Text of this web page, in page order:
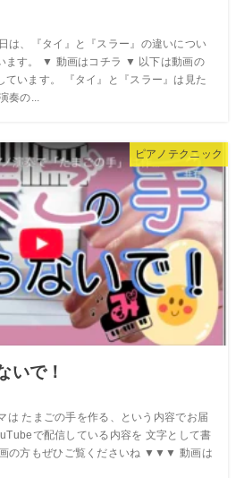
は、『タイ』と『スラー』の違いについ
ます。 ▼ 動画はコチラ ▼ 以下は動画の
ています。 『タイ』と『スラー』は見た
奏の...
ピアノテクニック
いで！
は たまごの手を作る、という内容でお届
で配信している内容を 文字として書
の方もぜひご覧くださいね ▼▼▼ 動画は